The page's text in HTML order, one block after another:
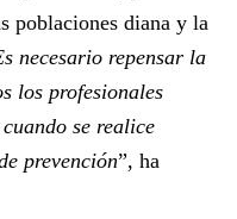
poblaciones diana y la
necesario repensar la
los profesionales
se realice
prevención”, ha